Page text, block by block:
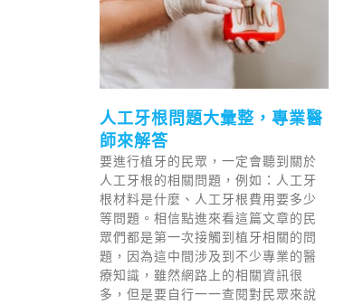
人工牙根問題大彙整，專業醫
師來解答
要進行植牙的民眾，一定會聽到關於
人工牙根的相關問題，例如：人工牙
根材料是什麼、人工牙根費用要多少
等問題。相信點進來看這篇文章的民
眾們都是第一次接觸到植牙相關的問
題，因為這中間涉及到不少專業的醫
療知識，雖然網路上的相關資訊很
多，但是要自行一一查閱對民眾來說